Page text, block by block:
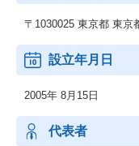
〒1030025 東京都 東京
設立年月日
2005年 8月15日
代表者